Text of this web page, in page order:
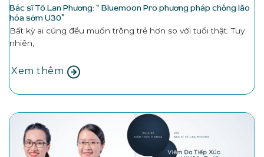
Bác sĩ Tô Lan Phương: “ Bluemoon Pro phương pháp chống lão
hóa sớm U30”
​Bất kỳ ai cũng đều muốn trông trẻ hơn so với tuổi thật. Tuy
nhiên,
Xem thêm